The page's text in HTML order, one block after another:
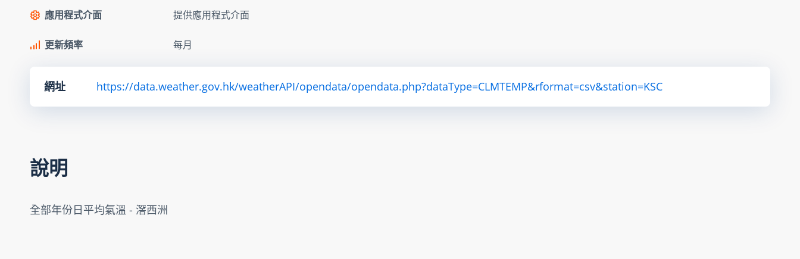
應用程式介面 提供應用程式介面
更新頻率 每月
網址 https://data.weather.gov.hk/weatherAPI/opendata/opendata.php?dataType=CLMTEMP&rformat=csv&station=KSC
說明
全部年份日平均氣溫 - 滘西洲